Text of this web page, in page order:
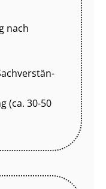
nach
(ca. 30-50